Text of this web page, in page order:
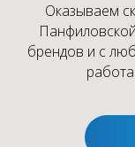
Оказываем
брендов и с